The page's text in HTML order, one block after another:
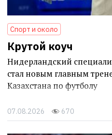
Спорт и около
Крутой коуч
Нидерландский
стал новым главным
Казахстана по футболу
07.08.2026 670